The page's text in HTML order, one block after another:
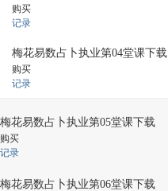
购买
记录
梅花易数占卜执业第04堂课下载
购买
记录
梅花易数占卜执业第05堂课下载
购买
记录
梅花易数占卜执业第06堂课下载